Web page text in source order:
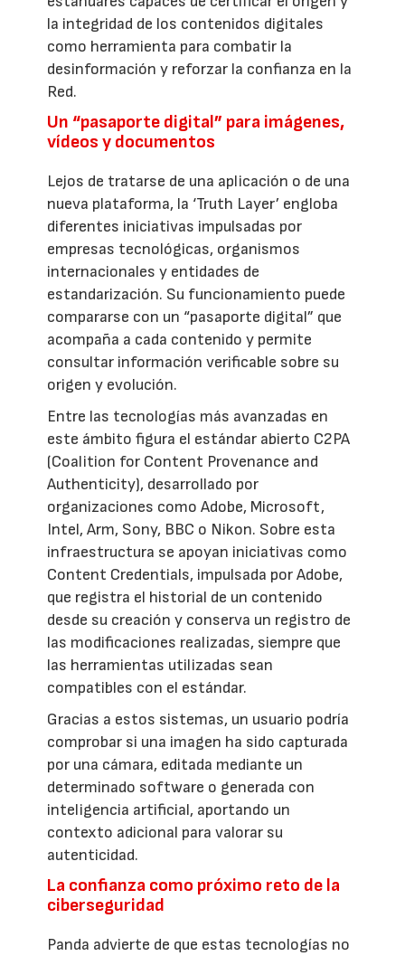
la integridad de los contenidos digitales
como herramienta para combatir la
desinformación y reforzar la confianza en la
Red.
Un “pasaporte digital” para imágenes,
vídeos y documentos
Lejos de tratarse de una aplicación o de una
nueva plataforma, la ‘Truth Layer’ engloba
diferentes iniciativas impulsadas por
empresas tecnológicas, organismos
internacionales y entidades de
estandarización. Su funcionamiento puede
compararse con un “pasaporte digital” que
acompaña a cada contenido y permite
consultar información verificable sobre su
origen y evolución.
Entre las tecnologías más avanzadas en
este ámbito figura el estándar abierto C2PA
(Coalition for Content Provenance and
Authenticity), desarrollado por
organizaciones como Adobe, Microsoft,
Intel, Arm, Sony, BBC o Nikon. Sobre esta
infraestructura se apoyan iniciativas como
Content Credentials, impulsada por Adobe,
que registra el historial de un contenido
desde su creación y conserva un registro de
las modificaciones realizadas, siempre que
las herramientas utilizadas sean
compatibles con el estándar.
Gracias a estos sistemas, un usuario podría
comprobar si una imagen ha sido capturada
por una cámara, editada mediante un
determinado software o generada con
inteligencia artificial, aportando un
contexto adicional para valorar su
autenticidad.
La confianza como próximo reto de la
ciberseguridad
Panda advierte de que estas tecnologías no